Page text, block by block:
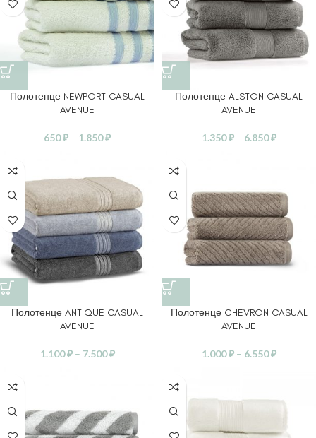
Полотенце NEWPORT CASUAL
AVENUE
650₽ – 1.850₽
Полотенце ALSTON CASUAL
AVENUE
1.350₽ – 6.850₽
Полотенце ANTIQUE CASUAL
AVENUE
1.100₽ – 7.500₽
Полотенце CHEVRON CASUAL
AVENUE
1.000₽ – 6.550₽